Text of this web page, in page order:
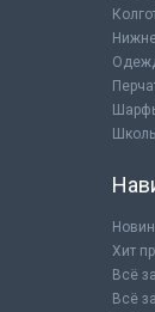
Хит
Всё
Всё